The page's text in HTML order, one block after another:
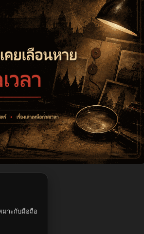
มาะกับมือถือ